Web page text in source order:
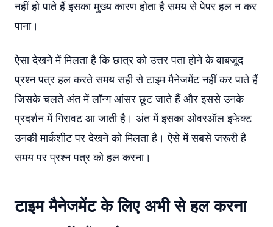
नहीं हो पाते हैं इसका मुख्य कारण होता है समय से पेपर हल न कर
पाना।
ऐसा देखने में मिलता है कि छात्र को उत्तर पता होने के वाबजूद
प्रश्न पत्र हल करते समय सही से टाइम मैनेजमेंट नहीं कर पाते हैं
जिसके चलते अंत में लॉन्ग आंसर छूट जाते हैं और इससे उनके
प्रदर्शन में गिरावट आ जाती है। अंत में इसका ओवरऑल इफेक्ट
उनकी मार्कशीट पर देखने को मिलता है। ऐसे में सबसे जरूरी है
समय पर प्रश्न पत्र को हल करना।
टाइम मैनेजमेंट के लिए अभी से हल करना